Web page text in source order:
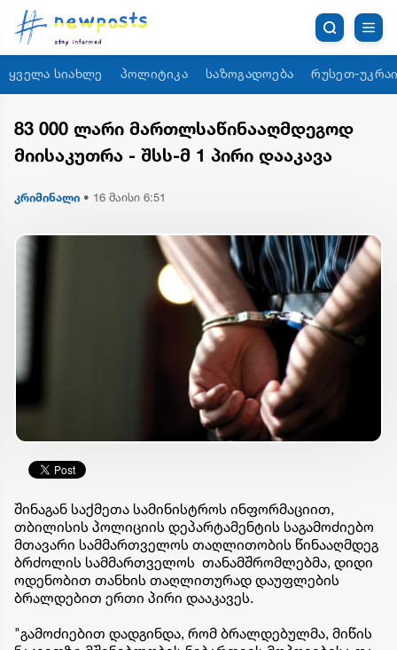
ყველა სიახლე პოლიტიკა საზოგადოება რუსეთ-
83 000 ლარი მართლსაწინააღმდეგოდ
მიისაკუთრა - შსს-მ 1 პირი დააკავა
კრიმინალი • 16 მაისი 6:51
შინაგან საქმეთა სამინისტროს ინფორმაციით,
თბილისის პოლიციის დეპარტამენტის საგამოძიებო
მთავარი სამმართველოს თაღლითობის წინააღმდეგ
ბრძოლის სამმართველოს თანამშრომლებმა, დიდი
ოდენობით თანხის თაღლითურად დაუფლების
ბრალდებით ერთი პირი დააკავეს.
"გამოძიებით დადგინდა, რომ ბრალდებულმა, მიწის